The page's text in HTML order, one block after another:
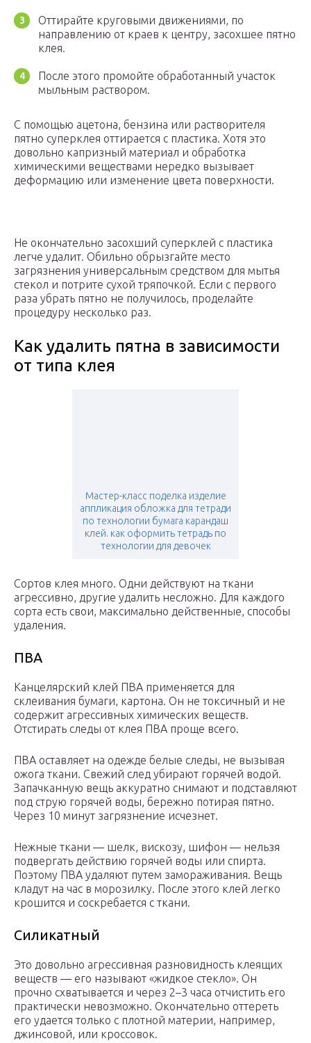
Оттирайте круговыми движениями, по
направлению от краев к центру, засохшее пятно
клея.
После этого промойте обработанный участок
мыльным раствором.
С помощью ацетона, бензина или растворителя
пятно суперклея оттирается с пластика. Хотя это
довольно капризный материал и обработка
химическими веществами нередко вызывает
деформацию или изменение цвета поверхности.
Не окончательно засохший суперклей с пластика
легче удалит. Обильно обрызгайте место
загрязнения универсальным средством для мытья
стекол и потрите сухой тряпочкой. Если с первого
раза убрать пятно не получилось, проделайте
процедуру несколько раз.
Как удалить пятна в зависимости
от типа клея
Мастер-класс поделка изделие
аппликация обложка для тетради
по технологии бумага карандаш
клей. как оформить тетрадь по
технологии для девочек
Сортов клея много. Одни действуют на ткани
агрессивно, другие удалить несложно. Для каждого
сорта есть свои, максимально действенные, способы
удаления.
ПВА
Канцелярский клей ПВА применяется для
склеивания бумаги, картона. Он не токсичный и не
содержит агрессивных химических веществ.
Отстирать следы от клея ПВА проще всего.
ПВА оставляет на одежде белые следы, не вызывая
ожога ткани. Свежий след убирают горячей водой.
Запачканную вещь аккуратно снимают и подставляют
под струю горячей воды, бережно потирая пятно.
Через 10 минут загрязнение исчезнет.
Нежные ткани — шелк, вискозу, шифон — нельзя
подвергать действию горячей воды или спирта.
Поэтому ПВА удаляют путем замораживания. Вещь
кладут на час в морозилку. После этого клей легко
крошится и соскребается с ткани.
Силикатный
Это довольно агрессивная разновидность клеящих
веществ — его называют «жидкое стекло». Он
прочно схватывается и через 2–3 часа отчистить его
практически невозможно. Окончательно оттереть
его удается только с плотной материи, например,
джинсовой, или кроссовок.